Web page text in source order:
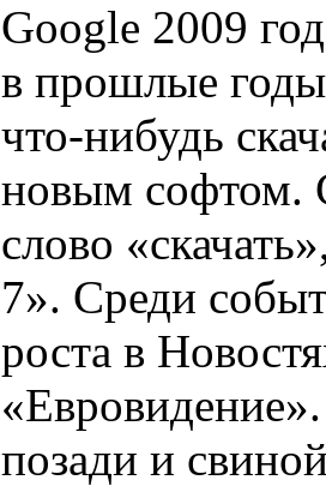
Google 2009
в прошлые годы
что-нибудь
новым софтом.
слово
7». Среди
роста в
позади и